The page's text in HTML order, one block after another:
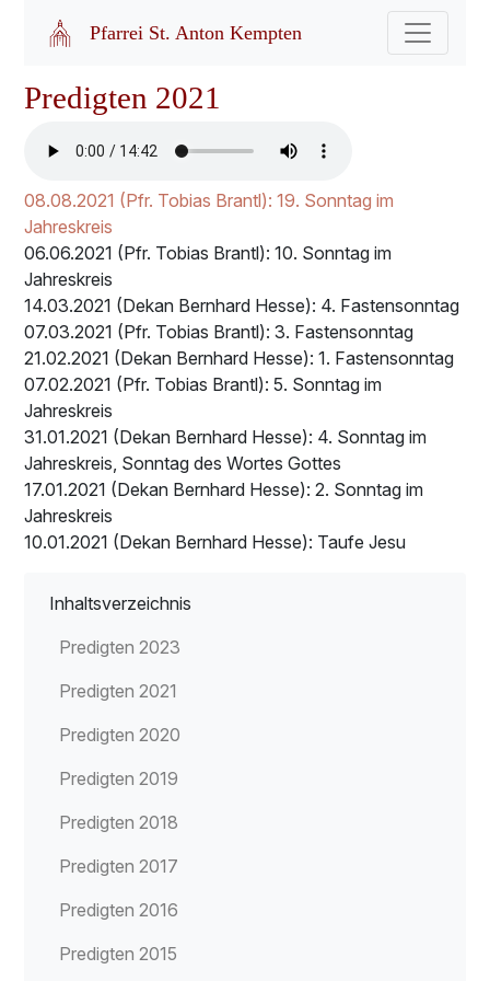
Pfarrei St. Anton Kempten
Predigten 2021
08.08.2021 (Pfr. Tobias Brantl): 19. Sonntag im
Jahreskreis
06.06.2021 (Pfr. Tobias Brantl): 10. Sonntag im
Jahreskreis
14.03.2021 (Dekan Bernhard Hesse): 4. Fastensonntag
07.03.2021 (Pfr. Tobias Brantl): 3. Fastensonntag
21.02.2021 (Dekan Bernhard Hesse): 1. Fastensonntag
07.02.2021 (Pfr. Tobias Brantl): 5. Sonntag im
Jahreskreis
31.01.2021 (Dekan Bernhard Hesse): 4. Sonntag im
Jahreskreis, Sonntag des Wortes Gottes
17.01.2021 (Dekan Bernhard Hesse): 2. Sonntag im
Jahreskreis
10.01.2021 (Dekan Bernhard Hesse): Taufe Jesu
Inhaltsverzeichnis
Predigten 2023
Predigten 2021
Predigten 2020
Predigten 2019
Predigten 2018
Predigten 2017
Predigten 2016
Predigten 2015